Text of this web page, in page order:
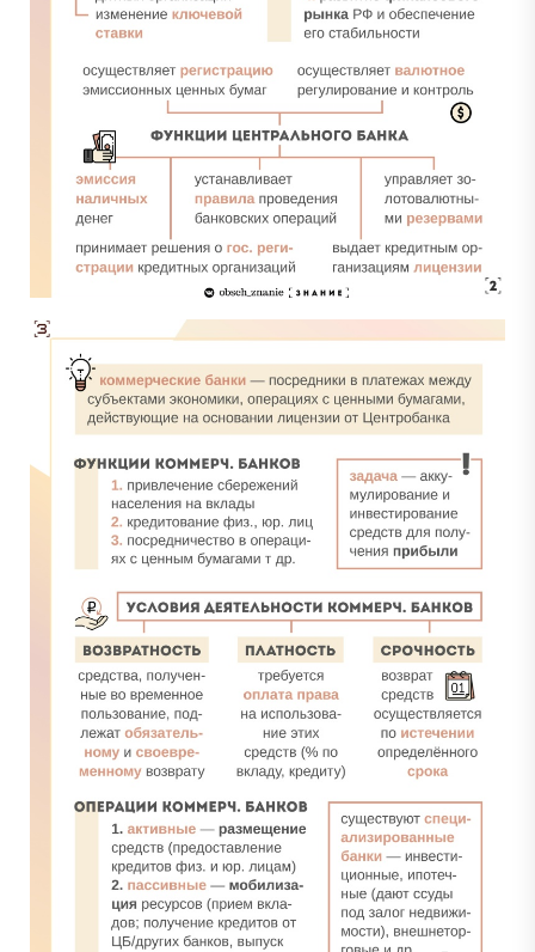
Задания с Дальнего востока присылаются выпускниками, уже прошедшими
осуществляется, поскольку они заранее никому не известны.
Перейти